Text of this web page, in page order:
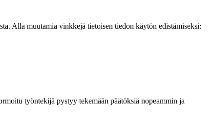
Alla muutamia vinkkejä tietoisen tiedon käytön edistämiseksi:
työntekijä pystyy tekemään päätöksiä nopeammin ja